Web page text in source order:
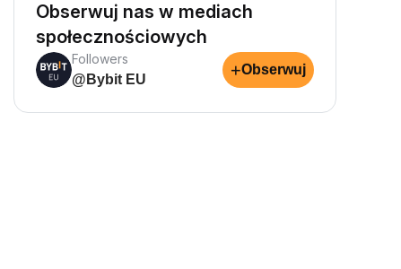
Obserwuj nas w mediach
społecznościowych
Followers
@Bybit EU
+Obserwuj